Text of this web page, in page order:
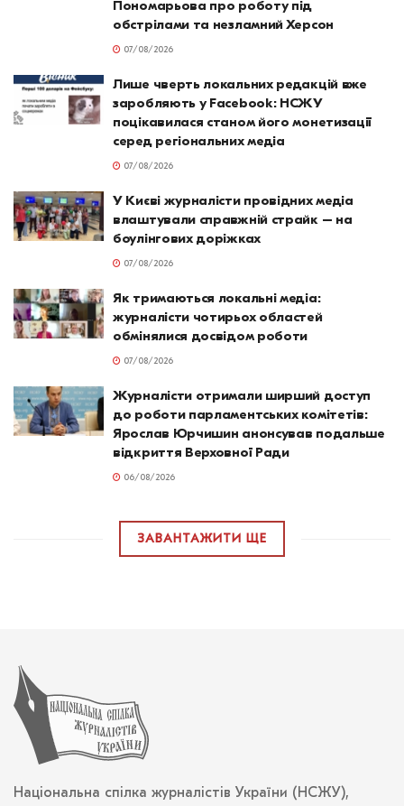
Пономарьова про роботу під
обстрілами та незламний Херсон
07/08/2026
Лише чверть локальних редакцій вже
заробляють у Facebook: НСЖУ
поцікавилася станом його монетизації
серед регіональних медіа
07/08/2026
У Києві журналісти провідних медіа
влаштували справжній страйк – на
боулінгових доріжках
07/08/2026
Як тримаються локальні медіа:
журналісти чотирьох областей
обмінялися досвідом роботи
07/08/2026
Журналісти отримали ширший доступ
до роботи парламентських комітетів:
Ярослав Юрчишин анонсував подальше
відкриття Верховної Ради
06/08/2026
ЗАВАНТАЖИТИ ЩЕ
Національна спілка журналістів України (НСЖУ),